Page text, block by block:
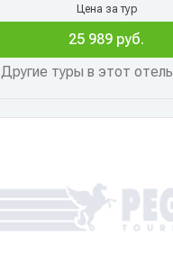
Другие туры в этот
Цена за тур
25 989 руб.